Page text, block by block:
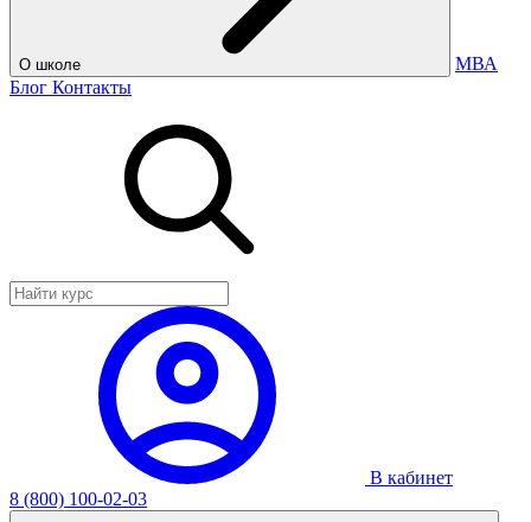
О школе
МВА
Блог Контакты
В кабинет
8 (800) 100-02-03